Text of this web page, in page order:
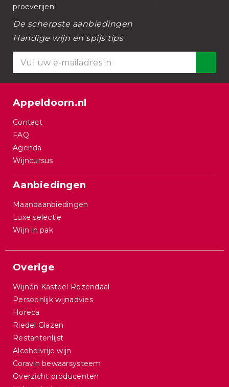
proeverijen!
De scherpste aanbiedingen
Handige wijn en spijs tips
Appeldoorn.nl
Contact
FAQ
Agenda
Wijncursus
Aanbiedingen
Maandaanbiedingen
Luxe selectie
Wijn in pak
Overige
Wijnen Kasteel Rozendaal
Persoonlijk wijnadvies
Horeca
Riedel Glazen
Restantenlijst
Alcoholvrije wijn
Coravin bewaarsysteem
Overzicht producenten